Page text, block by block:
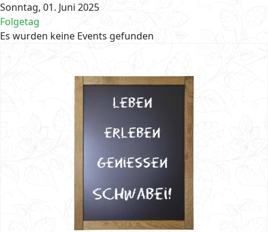
Sonntag, 01. Juni 2025
Folgetag
Es wurden keine Events gefunden